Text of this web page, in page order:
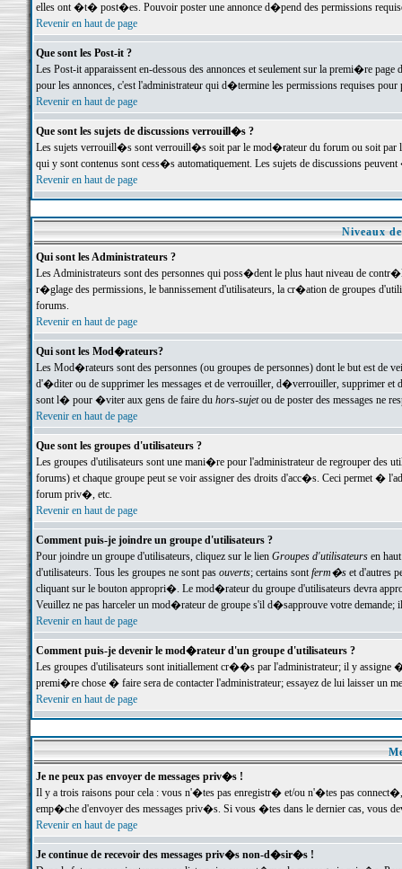
elles ont �t� post�es. Pouvoir poster une annonce d�pend des permissions
Revenir en haut de page
Que sont les Post-it ?
Les Post-it apparaissent en-dessous des annonces et seulement sur la premi�re
pour les annonces, c'est l'administrateur qui d�termine les permissions requises pour
Revenir en haut de page
Que sont les sujets de discussions verrouill�s ?
Les sujets verrouill�s sont verrouill�s soit par le mod�rateur du forum ou soit par
qui y sont contenus sont cess�s automatiquement. Les sujets de discussions
Revenir en haut de page
Niveaux
Qui sont les Administrateurs ?
Les Administrateurs sont des personnes qui poss�dent le plus haut niveau de
r�glage des permissions, le bannissement d'utilisateurs, la cr�ation de groupes
forums.
Revenir en haut de page
Qui sont les Mod�rateurs?
Les Mod�rateurs sont des personnes (ou groupes de personnes) dont le but est de
d'�diter ou de supprimer les messages et de verrouiller, d�verrouiller, supprimer
sont l� pour �viter aux gens de faire du hors-sujetou de poster des messages ne
Revenir en haut de page
Que sont les groupes d'utilisateurs ?
Les groupes d'utilisateurs sont une mani�re pour l'administrateur de regrouper des
forums) et chaque groupe peut se voir assigner des droits d'acc�s. Ceci permet
forum priv�, etc.
Revenir en haut de page
Comment puis-je joindre un groupe d'utilisateurs ?
Pour joindre un groupe d'utilisateurs, cliquez sur le lien Groupes d'utilisateursen haut
d'utilisateurs. Tous les groupes ne sont pas ouverts; certains sontferm�set d'autres
cliquant sur le bouton appropri�. Le mod�rateur du groupe d'utilisateurs devra
Veuillez ne pas harceler un mod�rateur de groupe s'il d�sapprouve votre demande;
Revenir en haut de page
Comment puis-je devenir le mod�rateur d'un groupe d'utilisateurs ?
Les groupes d'utilisateurs sont initiallement cr��s par l'administrateur; il y
premi�re chose � faire sera de contacter l'administrateur; essayez de lui laisser un
Revenir en haut de page
Je ne peux pas envoyer de messages priv�s !
Il y a trois raisons pour cela : vous n'�tes pas enregistr� et/ou n'�tes pas
emp�che d'envoyer des messages priv�s. Si vous �tes dans le dernier cas, vous
Revenir en haut de page
Je continue de recevoir des messages priv�s non-d�sir�s !